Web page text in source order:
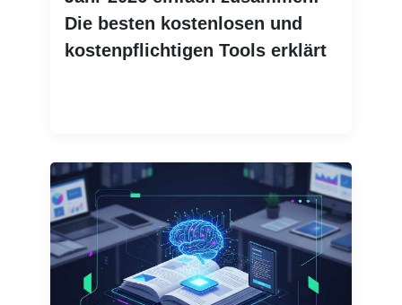
Die besten kostenlosen und
kostenpflichtigen Tools erklärt